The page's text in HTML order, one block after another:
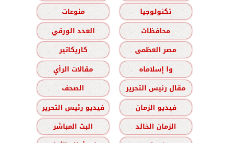
تكنولوجيا
منوعات
محافظات
العدد الورقي
مصر العظمى
كاريكاتير
وا إسلاماه
مقالات الرأي
مقال رئيس التحرير
الصحف
فيديو الزمان
فيديو رئيس التحرير
الزمان الخالد
البث المباشر